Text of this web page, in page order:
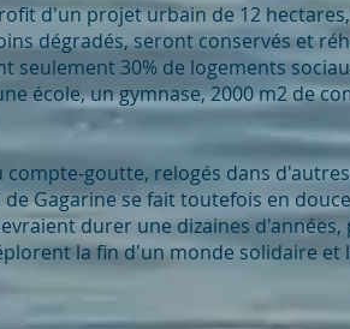
d'un projet urbain de 12
dégradés, seront conservés et
30% de logements
école, un gymnase, 2000 m2 de
goutte, relogés dans
Gagarine se fait toutefois en
durer une dizaines
la fin d'un monde solidaire